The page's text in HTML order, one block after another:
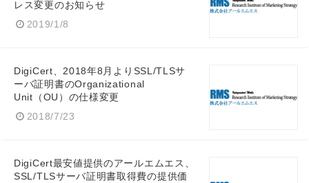
レス変更のお知らせ
2019/1/8
DigiCert、2018年8月よりSSL/TLSサ
ーバ証明書のOrganizational
Unit（OU）の仕様変更
2018/7/23
DigiCert最安値提供のアールエムエス、
SSL/TLSサーバ証明書取得費の提供価